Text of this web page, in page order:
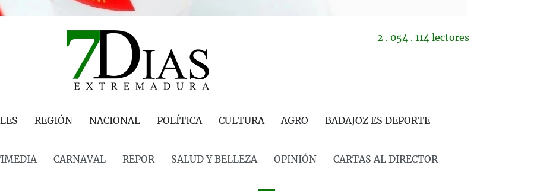
2 . 054 . 114 lectores
REGIÓN NACIONAL POLÍTICA CULTURA AGRO BADAJOZ ES DEPORTE
CARNAVAL REPOR SALUD Y BELLEZA OPINIÓN CARTAS AL DIRECTOR